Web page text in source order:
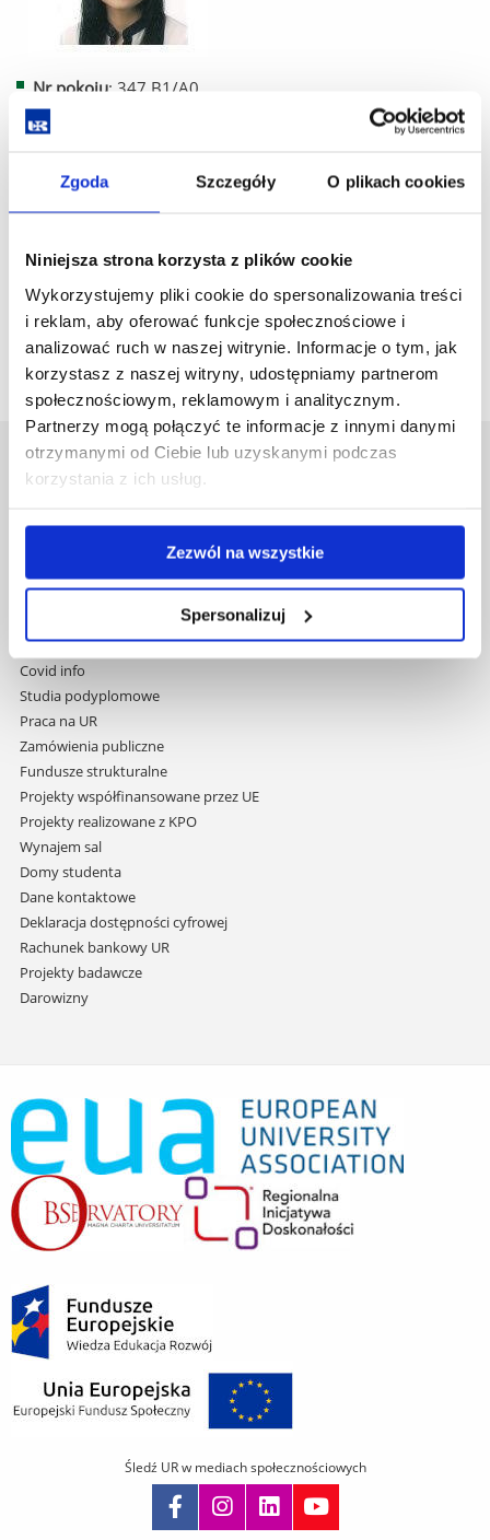
Zgoda Szczegóły O plikach cookies
Niniejsza strona korzysta z plików cookie
Wykorzystujemy pliki cookie do spersonalizowania treści
i reklam, aby oferować funkcje społecznościowe i
analizować ruch w naszej witrynie. Informacje o tym, jak
korzystasz z naszej witryny, udostępniamy partnerom
społecznościowym, reklamowym i analitycznym.
Partnerzy mogą połączyć te informacje z innymi danymi
otrzymanymi od Ciebie lub uzyskanymi podczas
korzystania z ich usług.
Zezwól na wszystkie
Spersonalizuj
Nr pokoju: 347 B1/A0
Uniwersytet Rzeszowski
nawigację
przejdź
do
treści
Mapa serwisu
Wydawnictwo
Covid info
Studia podyplomowe
Praca na UR
Zamówienia publiczne
Fundusze strukturalne
Projekty współfinansowane przez UE
Projekty realizowane z KPO
Wynajem sal
Domy studenta
Dane kontaktowe
Deklaracja dostępności cyfrowej
Rachunek bankowy UR
Projekty badawcze
Darowizny
Śledź UR w mediach społecznościowych